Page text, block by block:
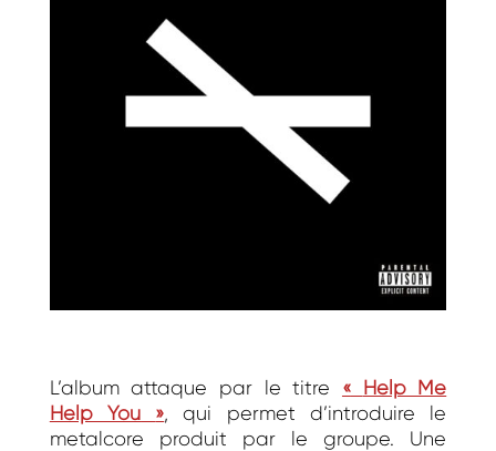
L’album attaque par le titre «
Help Me
Help You
», qui permet d’introduire le
metalcore produit par le groupe. Une